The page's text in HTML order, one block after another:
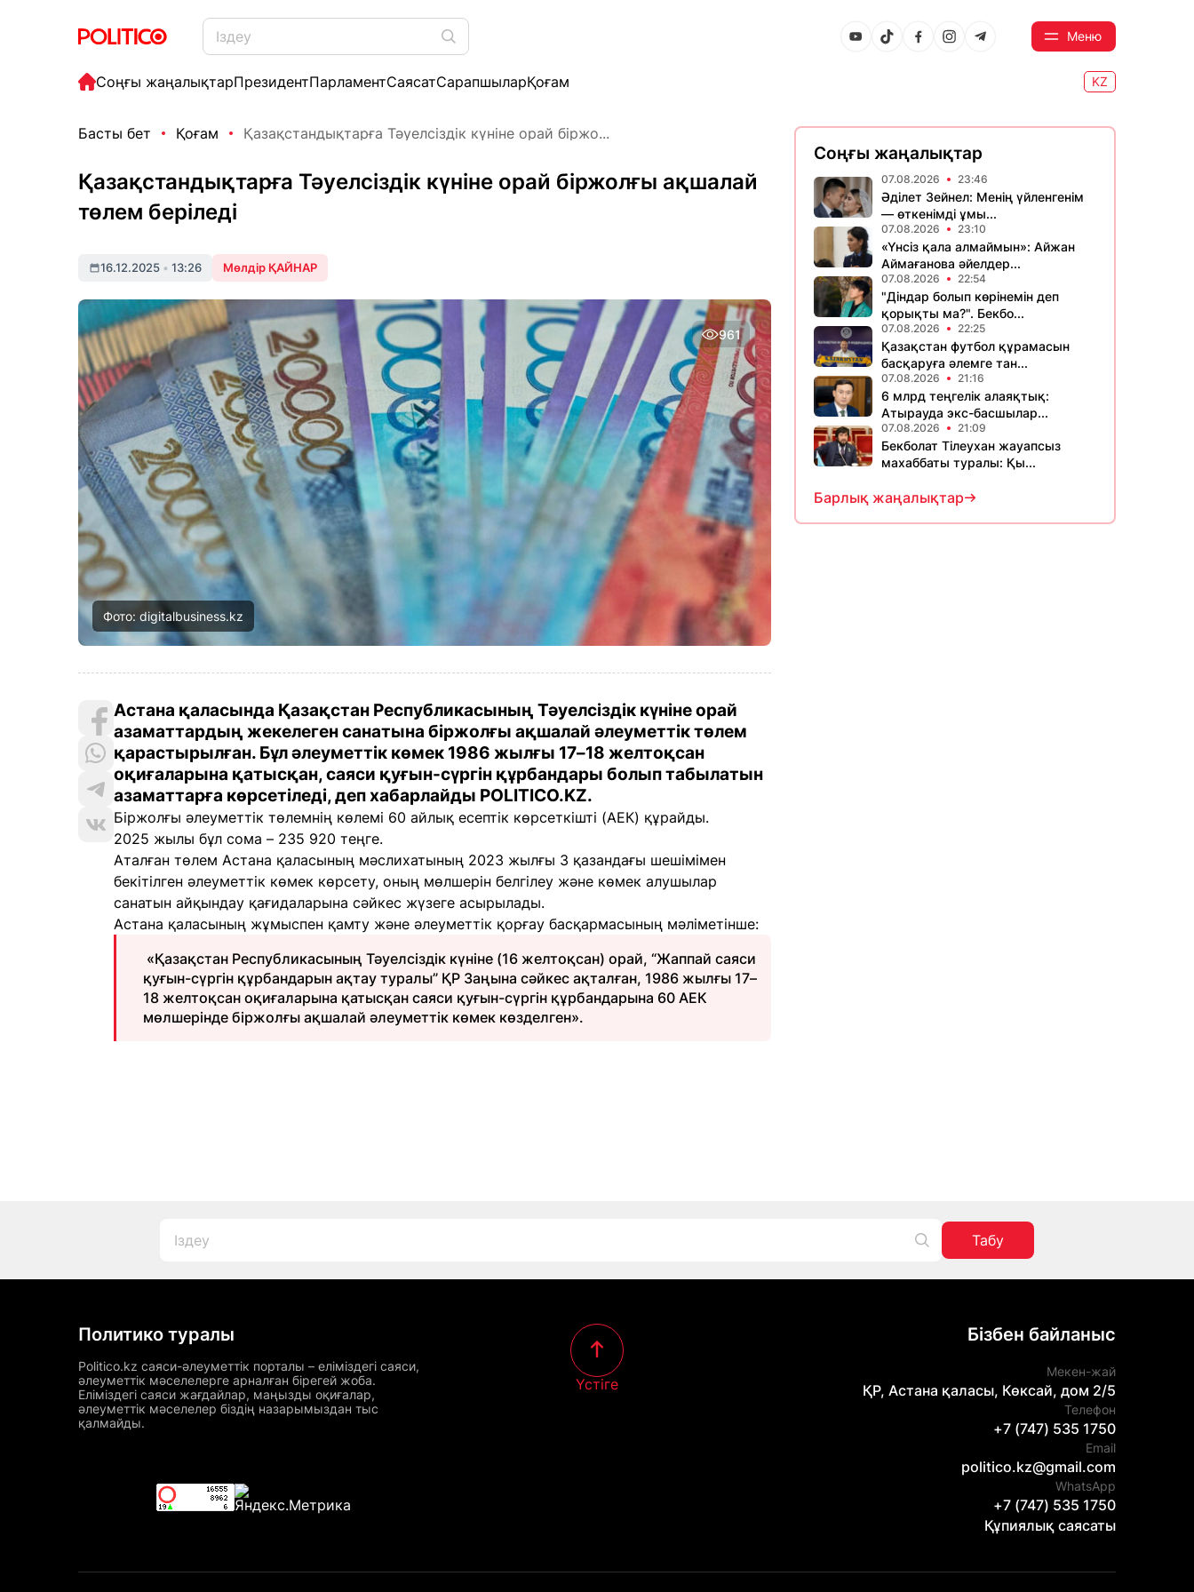
Меню
Соңғы жаңалықтарПрезидентПарламентСаясатСарапшыларҚоғам KZ
Басты бет Қоғам Қазақстандықтарға Тәуелсіздік күніне орай біржо...
Қазақстандықтарға Тәуелсіздік күніне орай біржолғы ақшалай
төлем беріледі
16.12.2025 • 13:26 Мөлдір ҚАЙНАР
961
Фото: digitalbusiness.kz
Астана қаласында Қазақстан Республикасының Тәуелсіздік күніне орай
азаматтардың жекелеген санатына біржолғы ақшалай әлеуметтік төлем
қарастырылған. Бұл әлеуметтік көмек 1986 жылғы 17–18 желтоқсан
оқиғаларына қатысқан, саяси қуғын-сүргін құрбандары болып табылатын
азаматтарға көрсетіледі, деп хабарлайды POLITICO.KZ.
Біржолғы әлеуметтік төлемнің көлемі 60 айлық есептік көрсеткішті (АЕК) құрайды.
2025 жылы бұл сома – 235 920 теңге.
Аталған төлем Астана қаласының мәслихатының 2023 жылғы 3 қазандағы шешімімен
бекітілген әлеуметтік көмек көрсету, оның мөлшерін белгілеу және көмек алушылар
санатын айқындау қағидаларына сәйкес жүзеге асырылады.
Астана қаласының жұмыспен қамту және әлеуметтік қорғау басқармасының мәліметінше:
«Қазақстан Республикасының Тәуелсіздік күніне (16 желтоқсан) орай, “Жаппай саяси
қуғын-сүргін құрбандарын ақтау туралы” ҚР Заңына сәйкес ақталған, 1986 жылғы 17–
18 желтоқсан оқиғаларына қатысқан саяси қуғын-сүргін құрбандарына 60 АЕК
мөлшерінде біржолғы ақшалай әлеуметтік көмек көзделген».
Соңғы жаңалықтар
07.08.2026 23:46
Әділет Зейнел: Менің үйленгенім
— өткенімді ұмы...
07.08.2026 23:10
«Үнсіз қала алмаймын»: Айжан
Аймағанова әйелдер...
07.08.2026 22:54
"Діндар болып көрінемін деп
қорықты ма?". Бекбо...
07.08.2026 22:25
Қазақстан футбол құрамасын
басқаруға әлемге тан...
07.08.2026 21:16
6 млрд теңгелік алаяқтық:
Атырауда экс-басшылар...
07.08.2026 21:09
Бекболат Тілеухан жауапсыз
махаббаты туралы: Қы...
Барлық жаңалықтар
Табу
Политико туралы
Politico.kz саяси-әлеуметтік порталы – еліміздегі саяси,
әлеуметтік мәселелерге арналған бірегей жоба.
Еліміздегі саяси жағдайлар, маңызды оқиғалар,
әлеуметтік мәселелер біздің назарымыздан тыс
қалмайды.
Үстіге
Бізбен байланыс
Мекен-жай
ҚР, Астана қаласы, Көксай, дом 2/5
Телефон
+7 (747) 535 1750
Email
politico.kz@gmail.com
WhatsApp
+7 (747) 535 1750
Құпиялық саясаты